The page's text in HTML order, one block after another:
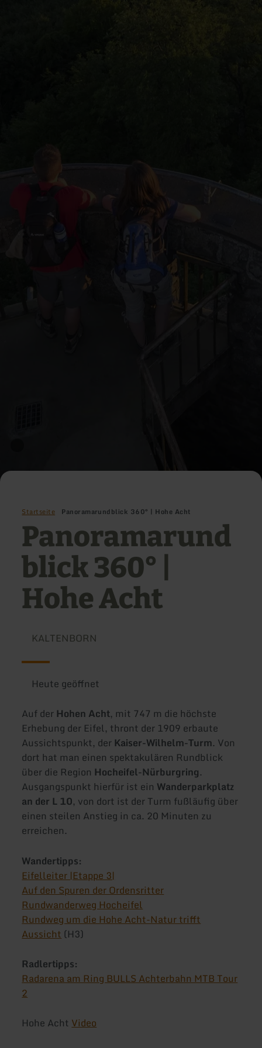
Startseite Panoramarundblick 360° | Hohe Acht
Panoramarund
blick 360° |
Hohe Acht
KALTENBORN
Heute geöffnet
Auf der Hohen Acht, mit 747 m die höchste
Erhebung der Eifel, thront der 1909 erbaute
Aussichtspunkt, der Kaiser-Wilhelm-Turm. Von
dort hat man einen spektakulären Rundblick
über die Region Hocheifel-Nürburgring.
Ausgangspunkt hierfür ist ein Wanderparkplatz
an der L 10, von dort ist der Turm fußläufig über
einen steilen Anstieg in ca. 20 Minuten zu
erreichen.
Wandertipps:
Eifelleiter |Etappe 3|
Auf den Spuren der Ordensritter
Rundwanderweg Hocheifel
Rundweg um die Hohe Acht-Natur trifft
Aussicht (H3)
Radlertipps:
Radarena am Ring BULLS Achterbahn MTB Tour
2
Hohe Acht Video